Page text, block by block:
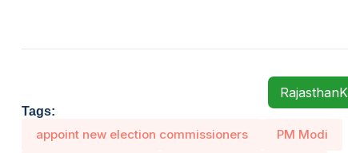
Tags:
appoint new election commissioners PM Modi